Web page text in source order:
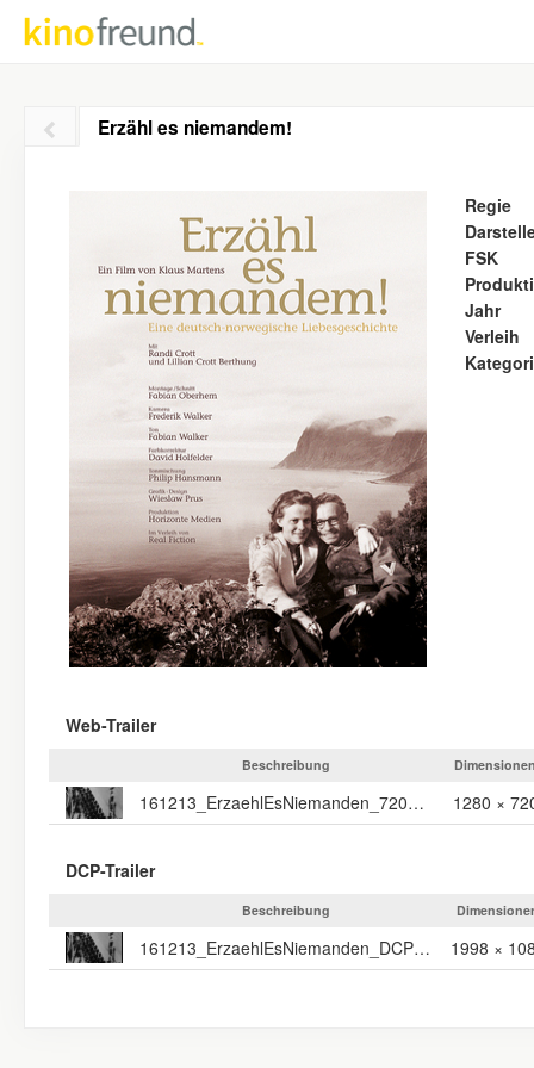
Erzähl es niemandem!
Regie
FSK
Jahr
Verleih
Web-Trailer
Beschreibung
161213_ErzaehlEsNiemanden_720p25_TLR_Stereo_WEB 1280 ×
DCP-Trailer
Beschreibung
161213_ErzaehlEsNiemanden_DCP_TLR_Flat 1998 ×